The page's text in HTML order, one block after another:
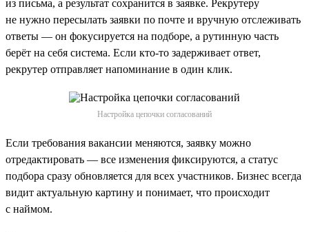
из письма, а результат сохранится в заявке. Рекрутеру
не нужно пересылать заявки по почте и вручную отслеживать
ответы — он фокусируется на подборе, а рутинную часть
берёт на себя система. Если кто-то задерживает ответ,
рекрутер отправляет напоминание в один клик.
Настройка цепочки согласований
Если требования вакансии меняются, заявку можно
отредактировать — все изменения фиксируются, а статус
подбора сразу обновляется для всех участников. Бизнес всегда
видит актуальную картину и понимает, что происходит
с наймом.